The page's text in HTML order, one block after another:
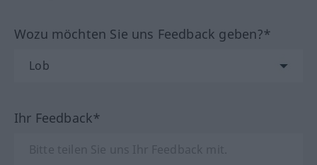
Wozu möchten Sie uns Feedback geben?*
Ihr Feedback*